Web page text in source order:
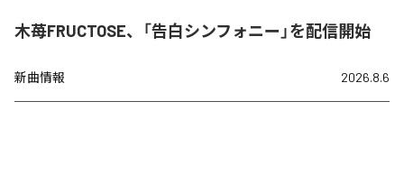
木苺FRUCTOSE、「告白シンフォニー」を配信開始
新曲情報 2026.8.6